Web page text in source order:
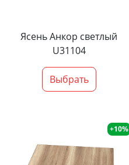
Ясень Анкор светлый
U31104
Выбрать
+10%